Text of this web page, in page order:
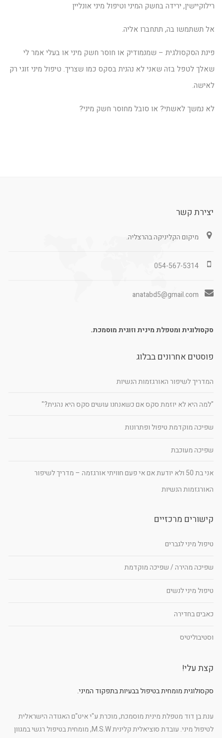
רילוקיישין, ירידה בחשק המיני וטיפול מיני אונליין
אל תשתמשו בה, תתחברו אליה.
פינת הסקסולגית – שמנמודיק או חוסר חשק מיני או בעלי אמר לי
שאלך לטפל בזה שאני לא נהנית בסקס כמו שצריך. טיפול מיני זוגי רק
לאישה.
לא נמשך לאשתי? או סובל מחוסר חשק מיני?
יצירת קשר
מיקום הקליניקה בהרצליה.
054-567-5314
anatabd5@gmail.com
סקסולוגית ומטפלת מינית וזוגית מוסמכת.
פוסטים אחרונים בבלוג
המדריך לשיפור האורגזמות הנשיות
"למה היא לא יוזמת סקס אם כשאנחנו עושים סקס היא נהנית?"
שפיכה מוקדמת טיפול ופתרונות
שפיכה מעוכבת
אני בת 50 ולא יודעת אם אי פעם חוויתי אורגזמה – מדריך לשיפור
האורגזמות הנשיות
קישורים מרכזיים
טיפול מיני לגברים
שפיכה מהירה / שפיכה מוקדמת
טיפול מיני לנשים
כאבים בחדירה
וסטיבוליטיס
קצת עלי!
סקסולוגית מומחית בטיפול בבעיות בתפקוד המיני.
ענת בן דוד מטפלת מינית מוסמכת, מוכרת ע"י איט"ם האגודה הישראלית
לטיפול מיני. עובדת סוציאלית קלינית M.S.W, מומחית בטיפול רגשי במגוון